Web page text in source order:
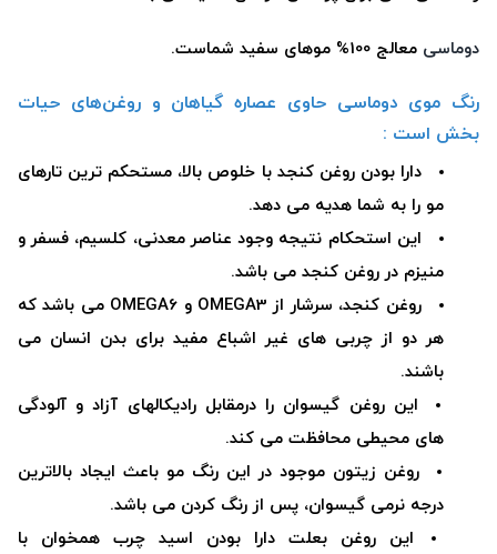
دوماسی معالج 100% موهای سفید شماست.
رنگ موی دوماسی حاوی عصاره گیاهان و روغن‌های حیات
بخش است :
دارا بودن روغن کنجد با خلوص بالا، مستحکم ترین تارهای
مو را به شما هدیه می دهد.
این استحکام نتیجه وجود عناصر معدنی، کلسیم، فسفر و
منیزم در روغن کنجد می باشد.
روغن کنجد، سرشار از OMEGA3 و OMEGA6 می باشد که
هر دو از چربی های غیر اشباع مفید برای بدن انسان می
باشند.
این روغن گیسوان را درمقابل رادیکالهای آزاد و آلودگی
های محیطی محافظت می کند.
روغن زیتون موجود در این رنگ مو باعث ایجاد بالاترین
درجه نرمی گیسوان، پس از رنگ کردن می باشد.
این روغن بعلت دارا بودن اسید چرب همخوان با